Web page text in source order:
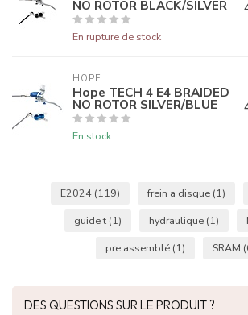
NO ROTOR BLACK/SILVER
En rupture de stock
HOPE
Hope TECH 4 E4 BRAIDED
NO ROTOR SILVER/BLUE
En stock
E2024 (119) frein a disque (1)
guide t (1) hydraulique (1)
pre assemblé (1) SRAM
DES QUESTIONS SUR LE PRODUIT ?